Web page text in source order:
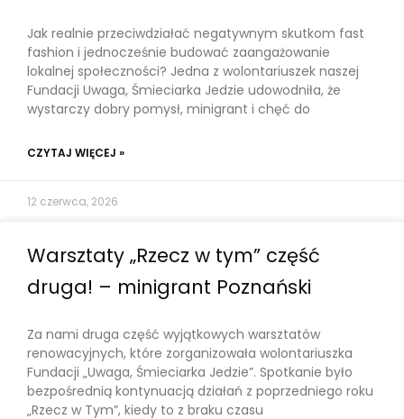
Jak realnie przeciwdziałać negatywnym skutkom fast
fashion i jednocześnie budować zaangażowanie
lokalnej społeczności? Jedna z wolontariuszek naszej
Fundacji Uwaga, Śmieciarka Jedzie udowodniła, że
wystarczy dobry pomysł, minigrant i chęć do
CZYTAJ WIĘCEJ »
12 czerwca, 2026
Warsztaty „Rzecz w tym” część
druga! – minigrant Poznański
Za nami druga część wyjątkowych warsztatów
renowacyjnych, które zorganizowała wolontariuszka
Fundacji „Uwaga, Śmieciarka Jedzie”. Spotkanie było
bezpośrednią kontynuacją działań z poprzedniego roku
„Rzecz w Tym”, kiedy to z braku czasu